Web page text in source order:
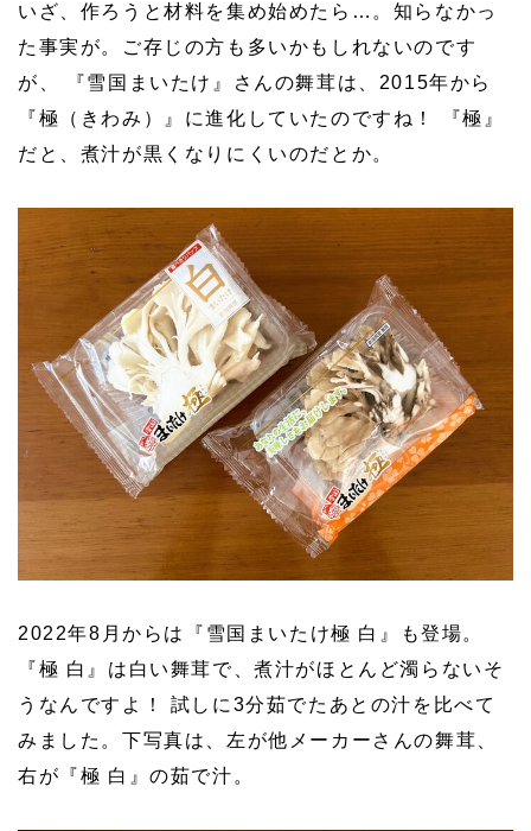
いざ、作ろうと材料を集め始めたら…。知らなかっ
た事実が。ご存じの方も多いかもしれないのです
が、 『雪国まいたけ』さんの舞茸は、2015年から
『極（きわみ）』に進化していたのですね！ 『極』
だと、煮汁が黒くなりにくいのだとか。
2022年8月からは『雪国まいたけ極 白』も登場。
『極 白』は白い舞茸で、煮汁がほとんど濁らないそ
うなんですよ！ 試しに3分茹でたあとの汁を比べて
みました。下写真は、左が他メーカーさんの舞茸、
右が『極 白』の茹で汁。